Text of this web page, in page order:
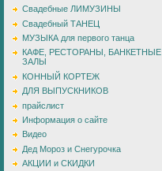
Свадебные ЛИМУЗИНЫ
Свадебный ТАНЕЦ
МУЗЫКА для первого танца
КАФЕ, РЕСТОРАНЫ, БАНКЕТНЫЕ
ЗАЛЫ
КОННЫЙ КОРТЕЖ
ДЛЯ ВЫПУСКНИКОВ
прайслист
Информация о сайте
Видео
Дед Мороз и Снегурочка
АКЦИИ и СКИДКИ